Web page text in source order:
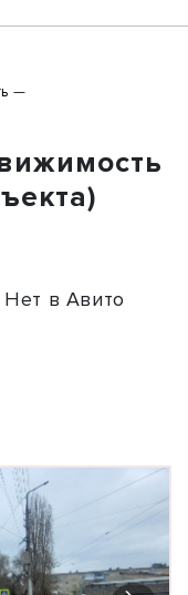
Нет в Авито